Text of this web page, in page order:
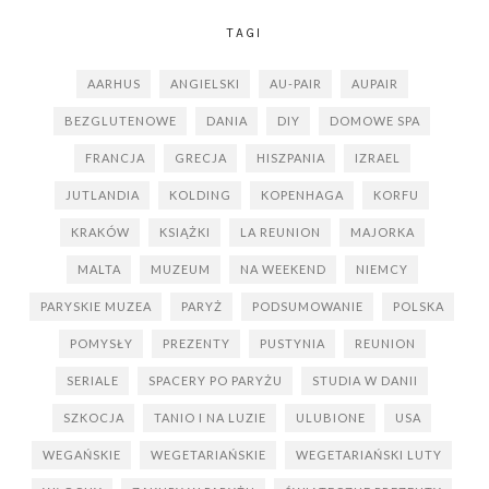
TAGI
AARHUS ANGIELSKI AU-PAIR AUPAIR
BEZGLUTENOWE DANIA DIY DOMOWE SPA
FRANCJA GRECJA HISZPANIA IZRAEL
JUTLANDIA KOLDING KOPENHAGA KORFU
KRAKÓW KSIĄŻKI LA REUNION MAJORKA
MALTA MUZEUM NA WEEKEND NIEMCY
PARYSKIE MUZEA PARYŻ PODSUMOWANIE POLSKA
POMYSŁY PREZENTY PUSTYNIA REUNION
SERIALE SPACERY PO PARYŻU STUDIA W DANII
SZKOCJA TANIO I NA LUZIE ULUBIONE USA
WEGAŃSKIE WEGETARIAŃSKIE WEGETARIAŃSKI LUTY